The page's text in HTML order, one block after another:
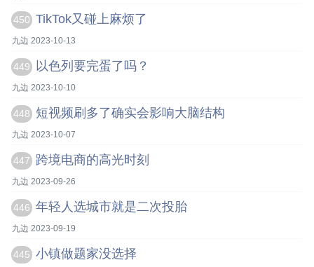
450 TikTok又碰上麻烦了
九边 2023-10-13
449 以色列要完蛋了吗？
九边 2023-10-10
448 短视频刷多了确实会影响大脑结构
九边 2023-10-07
447 跨境电商的高光时刻
九边 2023-09-26
446 年轻人选城市就是二次投胎
九边 2023-09-19
445 小镇做题家没选择